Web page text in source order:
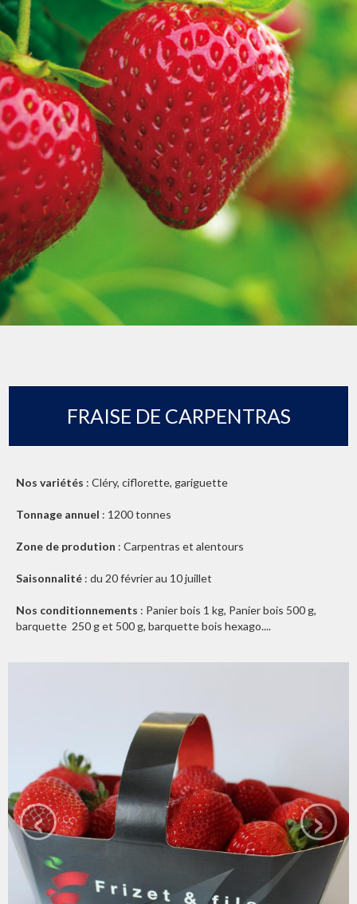
FRAISE DE CARPENTRAS
Nos variétés : Cléry, ciflorette, gariguette
Tonnage annuel : 1200 tonnes
Zone de prodution : Carpentras et alentours
Saisonnalité : du 20 février au 10 juillet
Nos conditionnements : Panier bois 1 kg, Panier bois 500 g,
barquette 250 g et 500 g, barquette bois hexago....
‹ ›